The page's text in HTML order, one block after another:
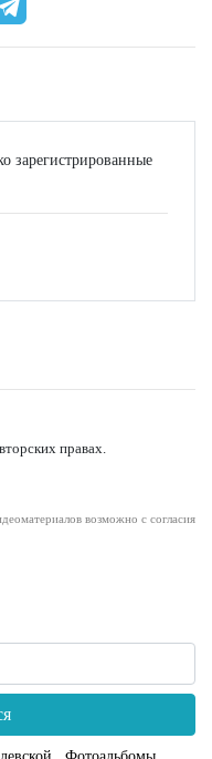
зарегистрированные
правах.
возможно с согласия